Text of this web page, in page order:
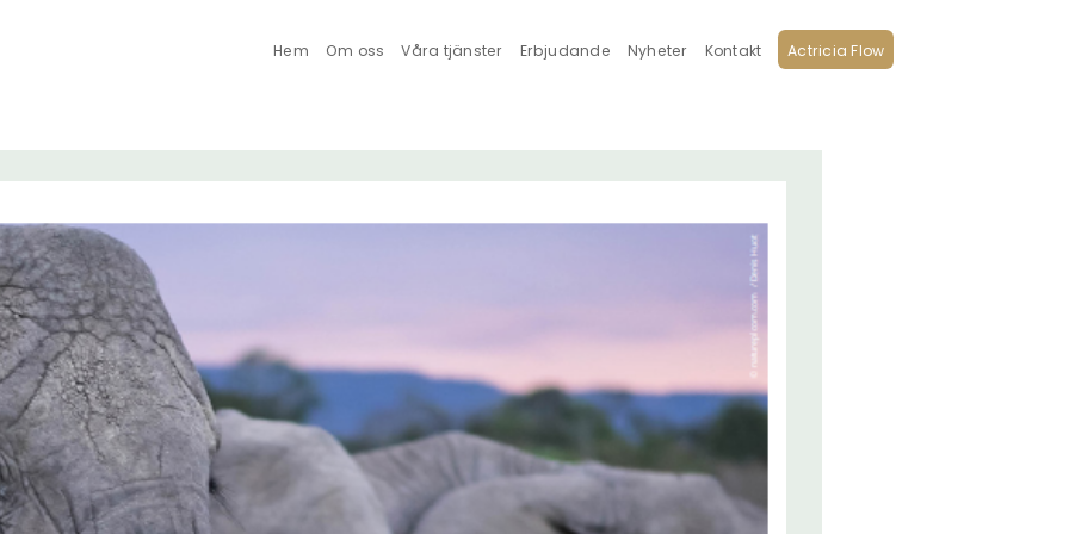
Hem Om oss Våra tjänster Erbjudande Nyheter Kontakt Actricia Flow